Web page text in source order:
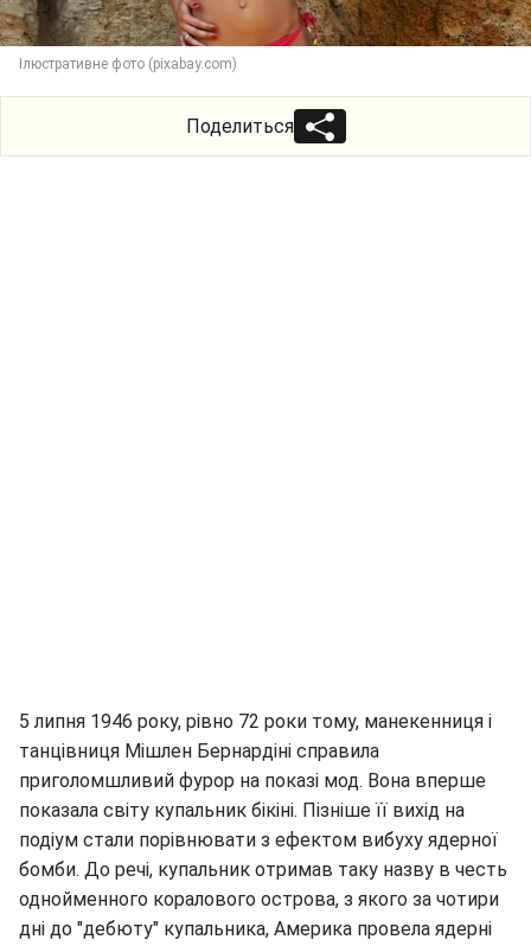
Iлюстративне фото (pixabay.com)
Поделиться
5 липня 1946 року, рівно 72 роки тому, манекенниця і
танцівниця Мішлен Бернардіні справила
приголомшливий фурор на показі мод. Вона вперше
показала світу купальник бікіні. Пізніше її вихід на
подіум стали порівнювати з ефектом вибуху ядерної
бомби. До речі, купальник отримав таку назву в честь
однойменного коралового острова, з якого за чотири
дні до "дебюту" купальника, Америка провела ядерні